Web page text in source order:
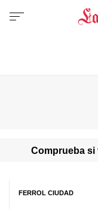
Comprueba si
FERROL CIUDAD